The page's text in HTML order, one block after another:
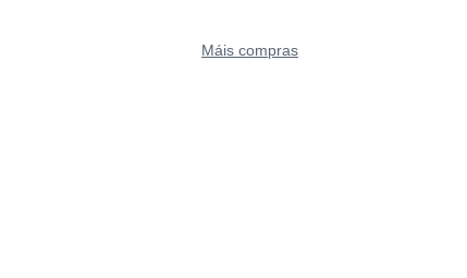
Máis compras